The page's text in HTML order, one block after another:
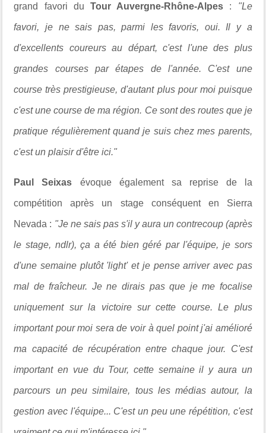
grand favori du Tour Auvergne-Rhône-Alpes : "Le
favori, je ne sais pas, parmi les favoris, oui. Il y a
d'excellents coureurs au départ, c'est l'une des plus
grandes courses par étapes de l'année. C'est une
course très prestigieuse, d'autant plus pour moi puisque
c'est une course de ma région. Ce sont des routes que je
pratique régulièrement quand je suis chez mes parents,
c'est un plaisir d'être ici."
Paul Seixas évoque également sa reprise de la
compétition après un stage conséquent en Sierra
Nevada : "Je ne sais pas s'il y aura un contrecoup (après
le stage, ndlr), ça a été bien géré par l'équipe, je sors
d'une semaine plutôt 'light' et je pense arriver avec pas
mal de fraîcheur. Je ne dirais pas que je me focalise
uniquement sur la victoire sur cette course. Le plus
important pour moi sera de voir à quel point j'ai amélioré
ma capacité de récupération entre chaque jour. C'est
important en vue du Tour, cette semaine il y aura un
parcours un peu similaire, tous les médias autour, la
gestion avec l'équipe... C'est un peu une répétition, c'est